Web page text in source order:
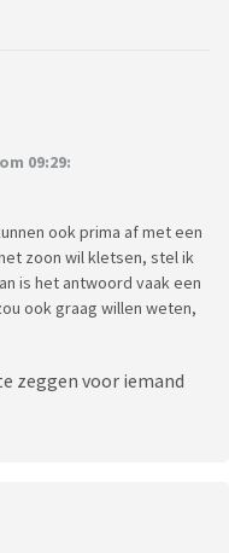
09:29:
ook prima af met een
zoon wil kletsen, stel ik
is het antwoord vaak een
ook graag willen weten,
zeggen voor iemand